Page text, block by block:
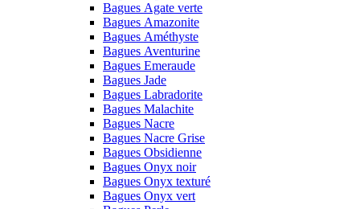
Bagues Agate verte
Bagues Amazonite
Bagues Améthyste
Bagues Aventurine
Bagues Emeraude
Bagues Jade
Bagues Labradorite
Bagues Malachite
Bagues Nacre
Bagues Nacre Grise
Bagues Obsidienne
Bagues Onyx noir
Bagues Onyx texturé
Bagues Onyx vert